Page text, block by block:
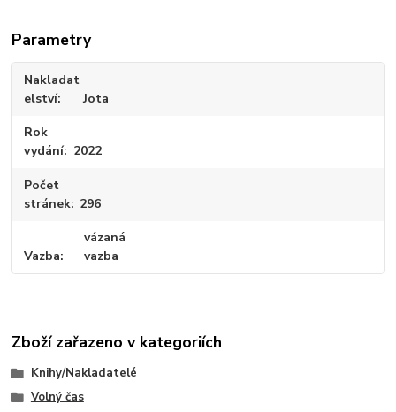
Parametry
Nakladat
elství
Jota
Rok
vydání
2022
Počet
stránek 296
Vazba
vázaná
vazba
Zboží zařazeno v kategoriích
Knihy/Nakladatelé
Volný čas